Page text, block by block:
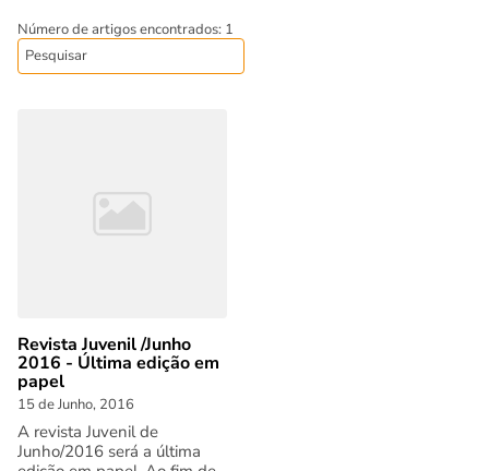
Número de artigos encontrados: 1
Revista Juvenil /Junho
2016 - Última edição em
papel
15 de Junho, 2016
A revista Juvenil de
Junho/2016 será a última